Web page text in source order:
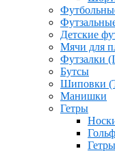
Детские
Мячи для
Футзалки
Бутсы
Шиповки
Манишки
Гетры
Гетры